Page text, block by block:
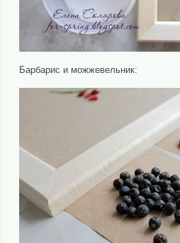
Барбарис и можжевельник: